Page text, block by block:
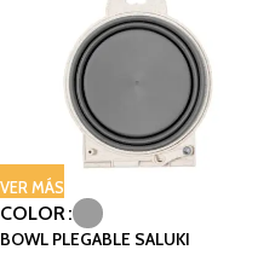
VER MÁS
COLOR
BOWL PLEGABLE SALUKI